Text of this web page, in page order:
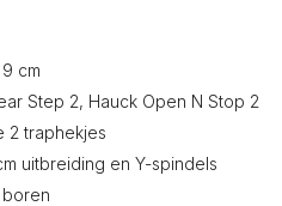
cm
Step 2, Hauck Open N Stop 2
2 traphekjes
uitbreiding en Y-spindels